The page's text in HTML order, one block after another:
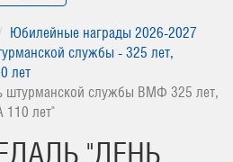
Юбилейные награды 2026-2027
службы - 325 лет,
лет
штурманской службы ВМФ 325 лет,
лет"
"ДЕНЬ